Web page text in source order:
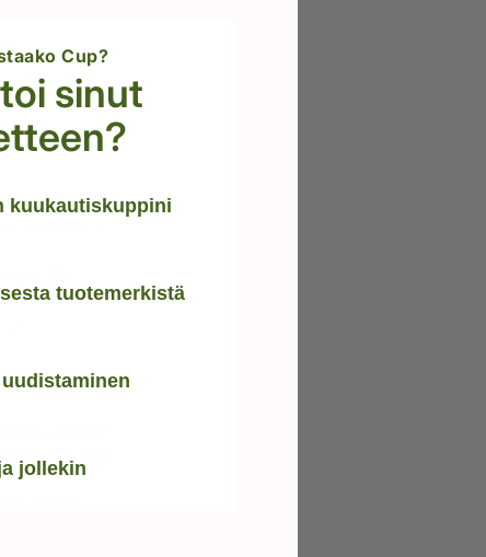
vaiheissa.
ja pitää
oleva
Se tukee
Cup?
sinut
kuukautiskuppini
tuotemerkistä
jollekin